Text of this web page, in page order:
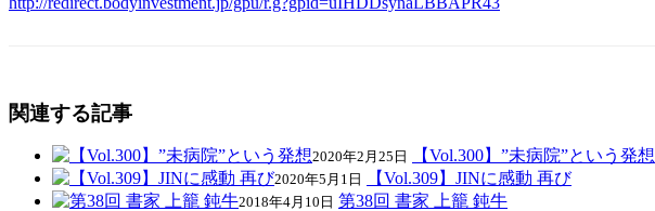
関連する記事
2020年2月25日 【Vol.300】”未病院”という発想
2020年5月1日 【Vol.309】JINに感動 再び
2018年4月10日 第38回 書家 上籠 鈍牛